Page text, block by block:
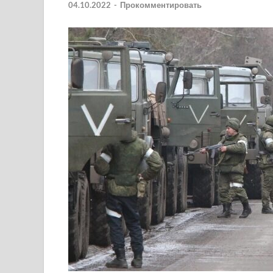
04.10.2022 - Прокомментировать